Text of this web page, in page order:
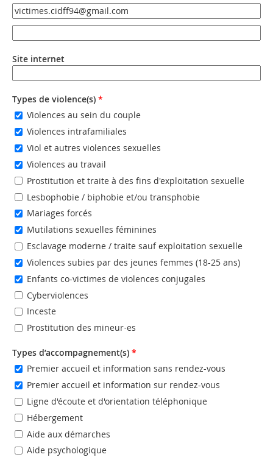
Email
Site internet
Types de violence(s) *
Violences au sein du couple
Violences intrafamiliales
Viol et autres violences sexuelles
Violences au travail
Prostitution et traite à des fins d'exploitation sexuelle
Lesbophobie / biphobie et/ou transphobie
Mariages forcés
Mutilations sexuelles féminines
Esclavage moderne / traite sauf exploitation sexuelle
Violences subies par des jeunes femmes (18-25 ans)
Enfants co-victimes de violences conjugales
Cyberviolences
Inceste
Prostitution des mineur·es
Types d’accompagnement(s) *
Premier accueil et information sans rendez-vous
Premier accueil et information sur rendez-vous
Ligne d'écoute et d'orientation téléphonique
Hébergement
Aide aux démarches
Aide psychologique